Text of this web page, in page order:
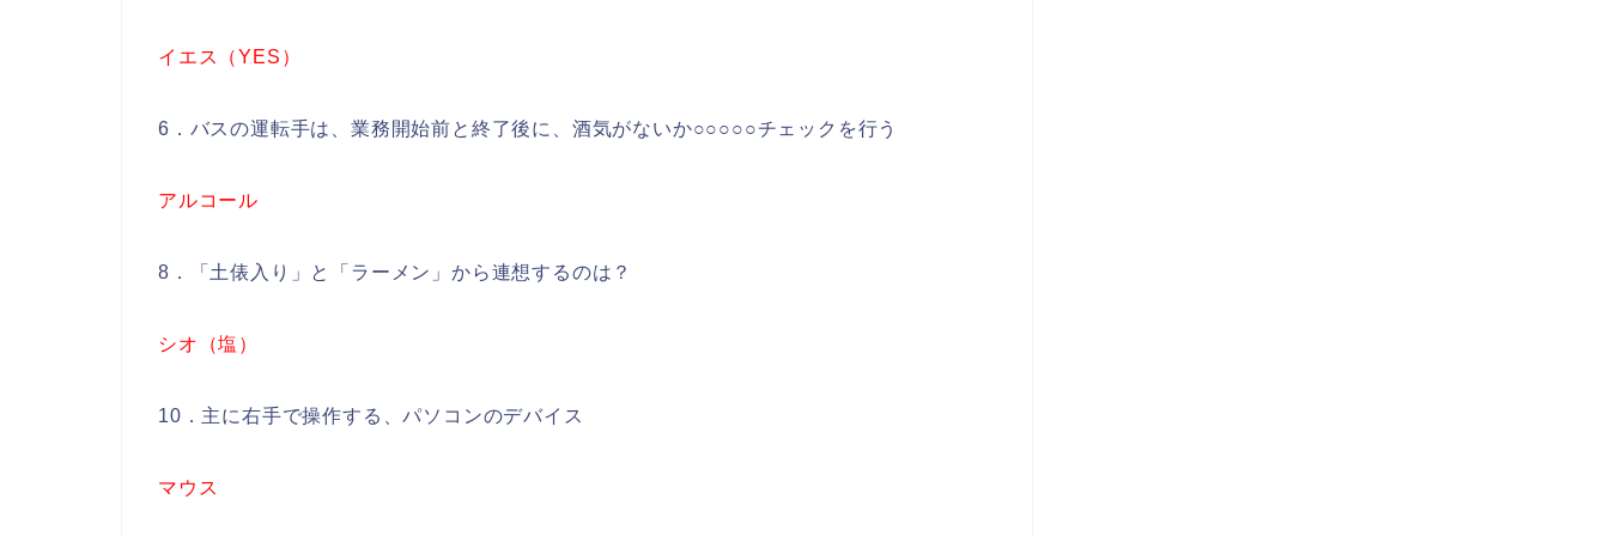
イエス（YES）
6．バスの運転手は、業務開始前と終了後に、酒気がないか○○○○○チェックを行う
アルコール
8．「土俵入り」と「ラーメン」から連想するのは？
シオ（塩）
10．主に右手で操作する、パソコンのデバイス
マウス